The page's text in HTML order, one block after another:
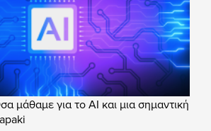
μάθαμε για το AI και μια σημαντική